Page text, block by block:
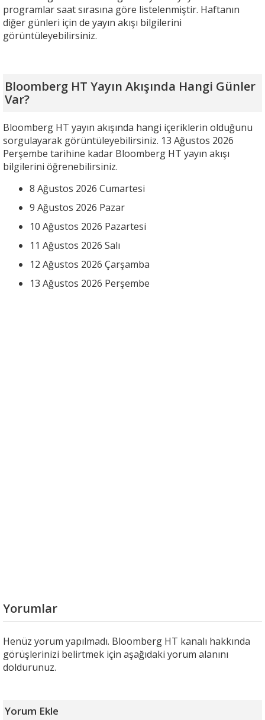
programlar saat sırasına göre listelenmiştir. Haftanın
diğer günleri için de yayın akışı bilgilerini
görüntüleyebilirsiniz.
Bloomberg HT Yayın Akışında Hangi Günler
Var?
Bloomberg HT yayın akışında hangi içeriklerin olduğunu
sorgulayarak görüntüleyebilirsiniz. 13 Ağustos 2026
Perşembe tarihine kadar Bloomberg HT yayın akışı
bilgilerini öğrenebilirsiniz.
8 Ağustos 2026 Cumartesi
9 Ağustos 2026 Pazar
10 Ağustos 2026 Pazartesi
11 Ağustos 2026 Salı
12 Ağustos 2026 Çarşamba
13 Ağustos 2026 Perşembe
Yorumlar
Henüz yorum yapılmadı. Bloomberg HT kanalı hakkında
görüşlerinizi belirtmek için aşağıdaki yorum alanını
doldurunuz.
Yorum Ekle